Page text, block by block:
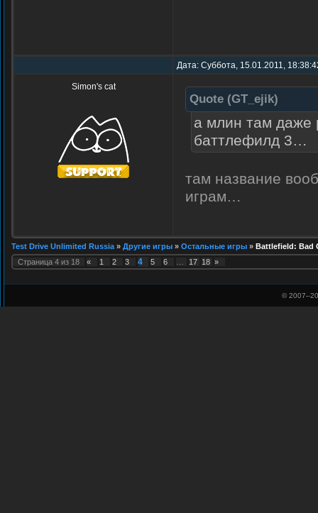
Дата: Суббота, 15.01.2011,
Simon's cat
Quote (GT_ejik)
а млин там даже
баттлефилд 3…
там название
играм…
Test Drive Unlimited Russia » Другие игры » Остальные игры » Battlefield: Bad
Страница 4 из 18 « 1 2 3 4 5 6 17 18 »
© 2007–